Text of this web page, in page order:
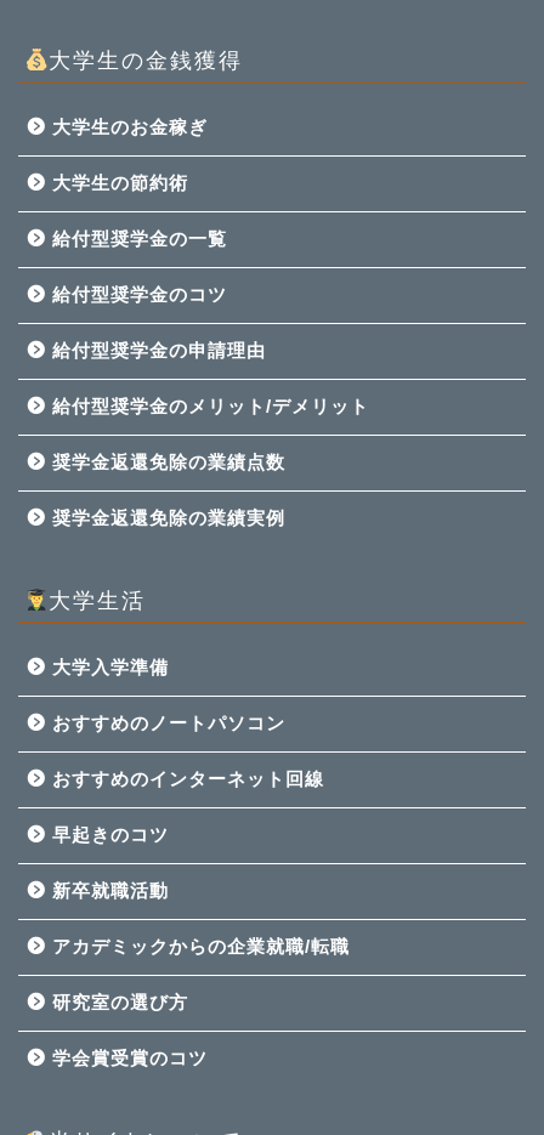
大学生の金銭獲得
大学生のお金稼ぎ
大学生の節約術
給付型奨学金の一覧
給付型奨学金のコツ
給付型奨学金の申請理由
給付型奨学金のメリット/デメリット
奨学金返還免除の業績点数
奨学金返還免除の業績実例
大学生活
大学入学準備
おすすめのノートパソコン
おすすめのインターネット回線
早起きのコツ
新卒就職活動
アカデミックからの企業就職/転職
研究室の選び方
学会賞受賞のコツ